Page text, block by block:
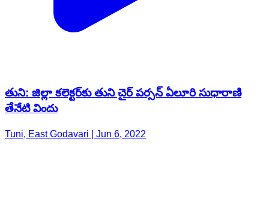
తుని: జిల్లా కలెక్టర్‌కు తుని చైర్ పర్సన్ ఏలూరి సుధారాణి
తేనేటి విందు
Tuni, East Godavari | Jun 6, 2022